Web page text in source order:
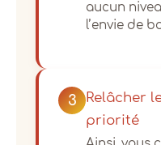
aucun
l’envie de
3
Relâcher
priorité